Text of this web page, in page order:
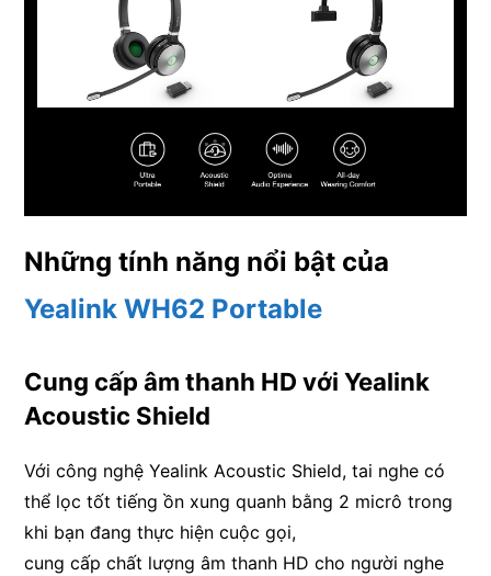
Những tính năng nổi bật của
Yealink WH62 Portable
Cung cấp âm thanh HD với Yealink
Acoustic Shield
Với công nghệ Yealink Acoustic Shield, tai nghe có
thể lọc tốt tiếng ồn xung quanh bằng 2 micrô trong
khi bạn đang thực hiện cuộc gọi,
cung cấp chất lượng âm thanh HD cho người nghe